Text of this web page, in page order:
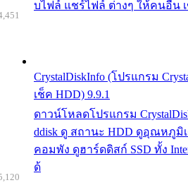
บไฟล์ แชร์ไฟล์ ต่างๆ ให้คนอื่น
CrystalDiskInfo (โปรแกรม
เช็ค HDD) 9.9.1
ดาวน์โหลดโปรแกรม
ddisk ดู สถานะ HDD ดูอุณหภูมิ
คอมพัง ดูฮาร์ดดิสก์ SSD ทั้ง
ด้